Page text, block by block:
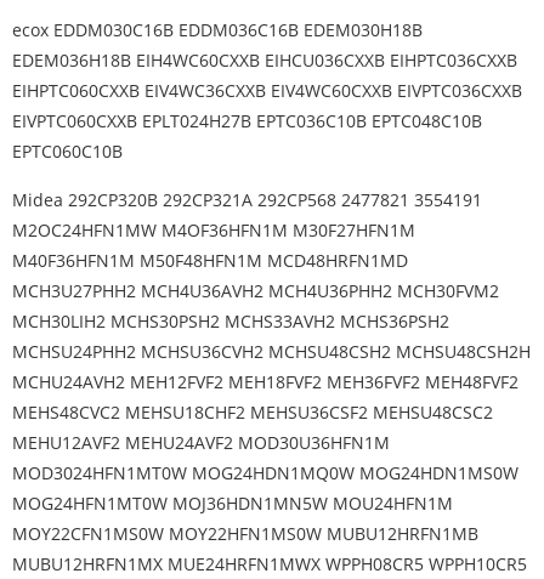
ecox EDDM030C16B EDDM036C16B EDEM030H18B
EDEM036H18B EIH4WC60CXXB EIHCU036CXXB EIHPTC036CXXB
EIHPTC060CXXB EIV4WC36CXXB EIV4WC60CXXB EIVPTC036CXXB
EIVPTC060CXXB EPLT024H27B EPTC036C10B EPTC048C10B
EPTC060C10B
Midea 292CP320B 292CP321A 292CP568 2477821 3554191
M2OC24HFN1MW M4OF36HFN1M M30F27HFN1M
M40F36HFN1M M50F48HFN1M MCD48HRFN1MD
MCH3U27PHH2 MCH4U36AVH2 MCH4U36PHH2 MCH30FVM2
MCH30LIH2 MCHS30PSH2 MCHS33AVH2 MCHS36PSH2
MCHSU24PHH2 MCHSU36CVH2 MCHSU48CSH2 MCHSU48CSH2H
MCHU24AVH2 MEH12FVF2 MEH18FVF2 MEH36FVF2 MEH48FVF2
MEHS48CVC2 MEHSU18CHF2 MEHSU36CSF2 MEHSU48CSC2
MEHU12AVF2 MEHU24AVF2 MOD30U36HFN1M
MOD3024HFN1MT0W MOG24HDN1MQ0W MOG24HDN1MS0W
MOG24HFN1MT0W MOJ36HDN1MN5W MOU24HFN1M
MOY22CFN1MS0W MOY22HFN1MS0W MUBU12HRFN1MB
MUBU12HRFN1MX MUE24HRFN1MWX WPPH08CR5 WPPH10CR5